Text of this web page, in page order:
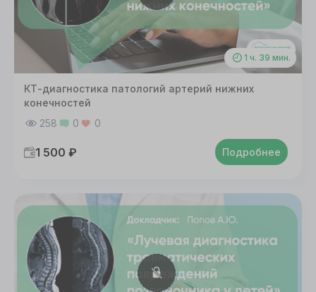
1 ч. 39 мин.
КТ-диагностика патологий артерий нижних
конечностей
258
0 0
1 500 ₽ Подробнее